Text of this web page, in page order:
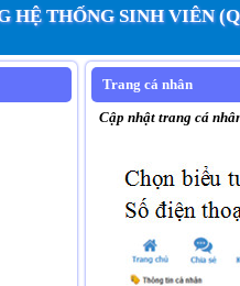
HỆ THỐNG SINH VIÊN
Trang cá nhân
Cập nhật trang cá